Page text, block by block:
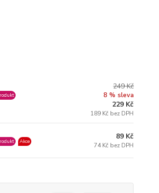
249 Kč
8 % sleva
229 Kč
189 Kč bez DPH
Akce
89 Kč
74 Kč bez DPH